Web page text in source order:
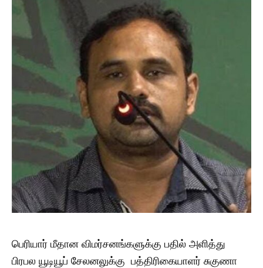
பெரியார் மீதான விமர்சனங்களுக்கு பதில் அளித்து
பிரபல யூடியூப் சேலனலுக்கு பத்திரிகையாளர் சுகுணா